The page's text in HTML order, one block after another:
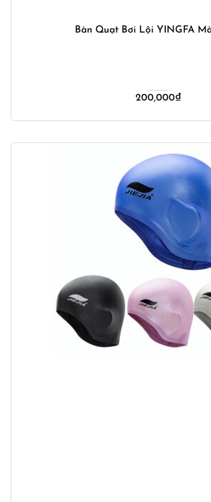
Bàn Quạt Bơi Lội YINGFA
200,000₫